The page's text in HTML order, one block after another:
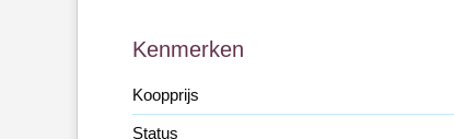
Kenmerken
Koopprijs
Status